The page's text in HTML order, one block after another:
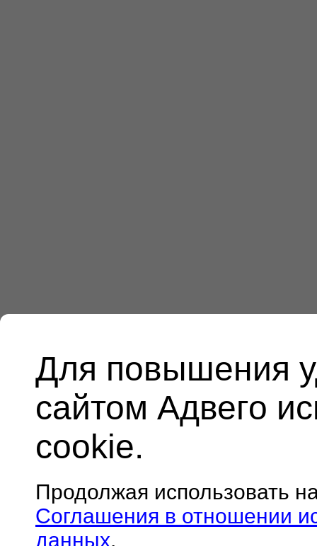
Для повышения
сайтом Адвего
cookie.
Продолжая использовать
Соглашения в отношении
данных.